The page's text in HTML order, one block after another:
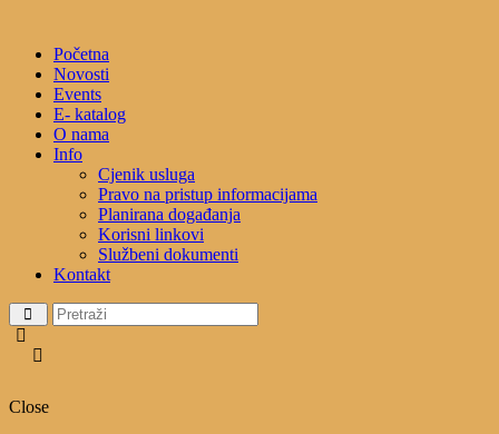
Početna
Novosti
Events
E- katalog
O nama
Info
Cjenik usluga
Pravo na pristup informacijama
Planirana događanja
Korisni linkovi
Službeni dokumenti
Kontakt
Close